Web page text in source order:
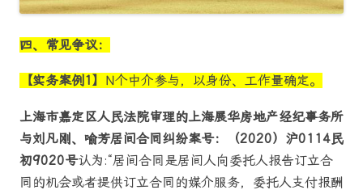
四、常见争议：
【实务案例1】 N个中介参与，以身份、工作量确定。
上海市嘉定区人民法院审理的上海展华房地产经纪事务所
与刘凡刚、喻芳居间合同纠纷案号：（2020）沪0114民
初9020号认为:“居间合同是居间人向委托人报告订立合
同的机会或者提供订立合同的媒介服务，委托人支付报酬